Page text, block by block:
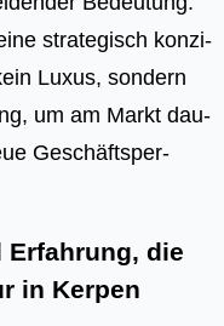
stra­te­gisch kon­zi­
Luxus, son­dern
um am Markt dau­
Geschäfts­per­
Erfahrung, die
in Kerpen